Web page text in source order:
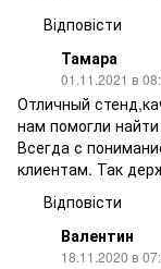
Відповісти
Тамара
01.11.2021 в
Отличный
нам помогли
Всегда с
клиентам. Так
Відповісти
Валентин
18.11.2020 в